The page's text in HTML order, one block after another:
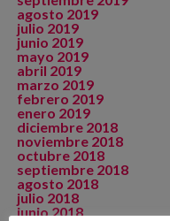
agosto 2019
julio 2019
junio 2019
mayo 2019
abril 2019
marzo 2019
febrero 2019
enero 2019
diciembre 2018
noviembre 2018
octubre 2018
septiembre 2018
agosto 2018
julio 2018
junio 2018